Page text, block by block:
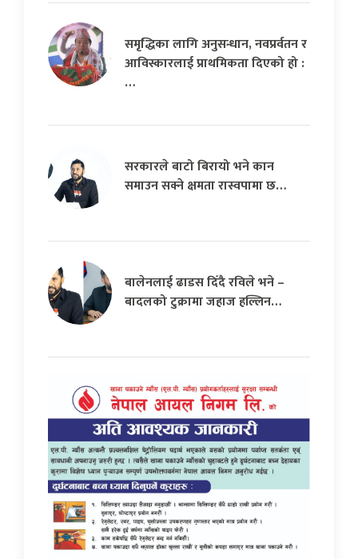
समृद्धिका लागि अनुसन्धान, नवप्रर्वतन र
आविस्कारलाई प्राथमिकता दिएको हो :
…
सरकारले बाटो बिरायो भने कान
समाउन सक्ने क्षमता रास्वपामा छ…
बालेनलाई ढाडस दिँदै रविले भने –
बादलको टुक्रामा जहाज हल्लिन…